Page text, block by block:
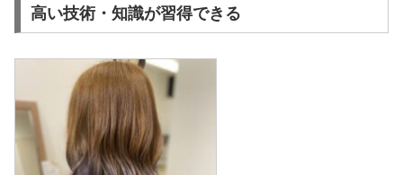
高い技術・知識が習得できる